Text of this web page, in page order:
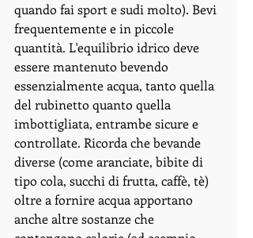
quando fai sport e sudi molto). Bevi
frequentemente e in piccole
quantità. L'equilibrio idrico deve
essere mantenuto bevendo
essenzialmente acqua, tanto quella
del rubinetto quanto quella
imbottigliata, entrambe sicure e
controllate. Ricorda che bevande
diverse (come aranciate, bibite di
tipo cola, succhi di frutta, caffè, tè)
oltre a fornire acqua apportano
anche altre sostanze che